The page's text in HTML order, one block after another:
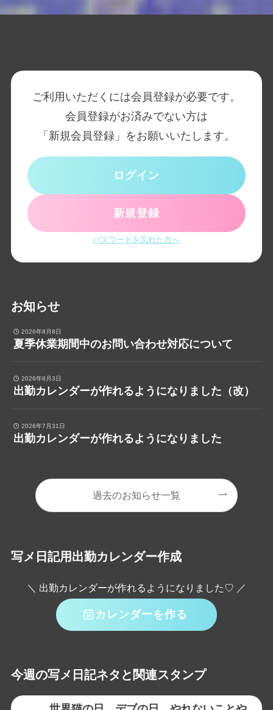
ご利用いただくには会員登録が必要です。
会員登録がお済みでない方は
「新規会員登録」をお願いいたします。
ログイン
新規登録
パスワードを忘れた方へ
お知らせ
2026年8月8日
夏季休業期間中のお問い合わせ対応について
2026年8月3日
出勤カレンダーが作れるようになりました（改）
2026年7月31日
出勤カレンダーが作れるようになりました
過去のお知らせ一覧
写メ日記用出勤カレンダー作成
＼ 出勤カレンダーが作れるようになりました♡ ／
カレンダーを作る
今週の写メ日記ネタと関連スタンプ